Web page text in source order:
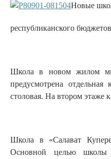
Новые
республиканского
Школа в новом жилом
предусмотрена
столовая. На втором этаже
Школа в «Салават
Основной целью школы